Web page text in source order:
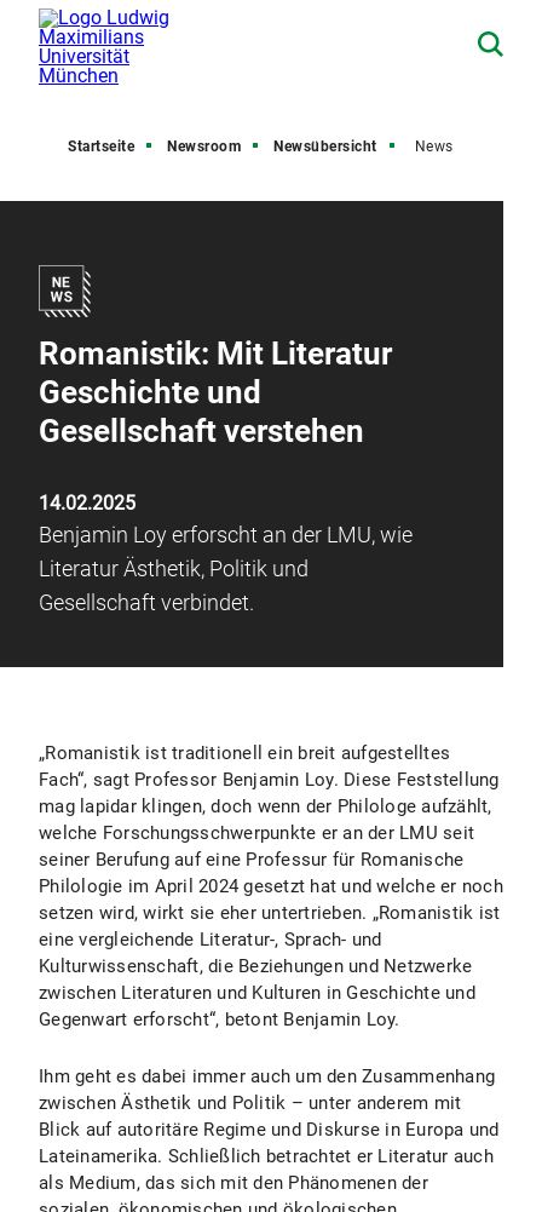
Startseite Newsroom Newsübersicht News
Romanistik: Mit Literatur
Geschichte und
Gesellschaft verstehen
14.02.2025
Benjamin Loy erforscht an der LMU, wie
Literatur Ästhetik, Politik und
Gesellschaft verbindet.
„Romanistik ist traditionell ein breit aufgestelltes
Fach“, sagt Professor Benjamin Loy. Diese Feststellung
mag lapidar klingen, doch wenn der Philologe aufzählt,
welche Forschungsschwerpunkte er an der LMU seit
seiner Berufung auf eine Professur für Romanische
Philologie im April 2024 gesetzt hat und welche er noch
setzen wird, wirkt sie eher untertrieben. „Romanistik ist
eine vergleichende Literatur-, Sprach- und
Kulturwissenschaft, die Beziehungen und Netzwerke
zwischen Literaturen und Kulturen in Geschichte und
Gegenwart erforscht“, betont Benjamin Loy.
Ihm geht es dabei immer auch um den Zusammenhang
zwischen Ästhetik und Politik – unter anderem mit
Blick auf autoritäre Regime und Diskurse in Europa und
Lateinamerika. Schließlich betrachtet er Literatur auch
als Medium, das sich mit den Phänomenen der